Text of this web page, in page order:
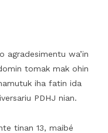
agradesimentu wa’in
tomak mak ohin
iha fatin ida
PDHJ nian.
tinan 13, maibé